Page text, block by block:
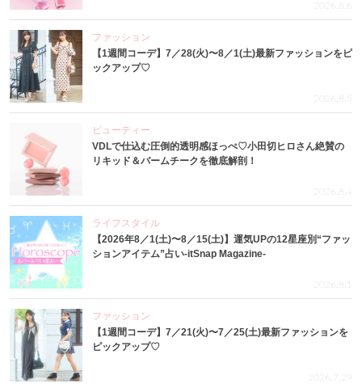
2026.8.6
ファッション
【1週間コーデ】7／28(火)〜8／1(土)最新ファッションをピ
ックアップ♡
2026.8.5
ビューティー
VDLで仕込む圧倒的透明感ほっぺ♡小田切ヒロさん絶賛の
リキッド＆バームチークを徹底解剖！
2026.8.4
ライフスタイル
【2026年8／1(土)〜8／15(土)】運気UPの12星座別“ファッ
ションアイテム”占い-itSnap Magazine-
2026.8.1
ファッション
【1週間コーデ】7／21(火)〜7／25(土)最新ファッションを
ピックアップ♡
2026.7.29